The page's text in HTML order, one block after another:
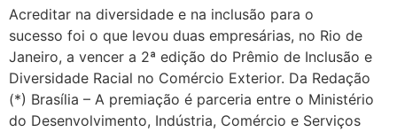
Acreditar na diversidade e na inclusão para o
sucesso foi o que levou duas empresárias, no Rio de
Janeiro, a vencer a 2ª edição do Prêmio de Inclusão e
Diversidade Racial no Comércio Exterior. Da Redação
(*) Brasília – A premiação é parceria entre o Ministério
do Desenvolvimento, Indústria, Comércio e Serviços